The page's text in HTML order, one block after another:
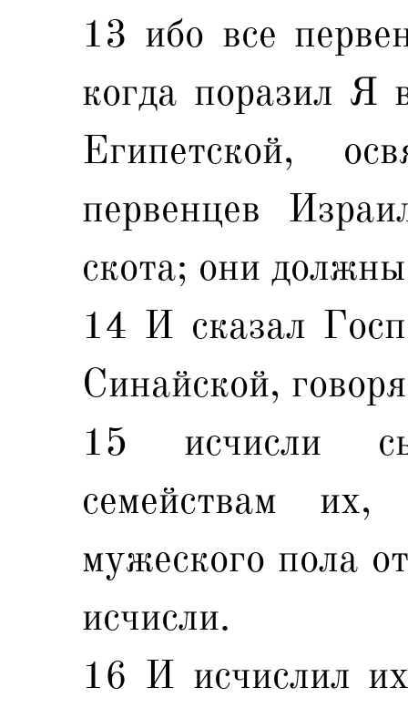
13 ибо все
когда поразил Я
Египетской,
первенцев
скота; они
14 И сказал
Синайской,
15 исчисли
семействам
мужеского пола
исчисли.
16 И исчислил